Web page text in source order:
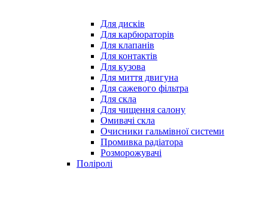
Для дисків
Для карбюраторів
Для клапанів
Для контактів
Для кузова
Для миття двигуна
Для сажевого фільтра
Для скла
Для чищення салону
Омивачі скла
Очисники гальмівної системи
Промивка радіатора
Розморожувачі
Поліролі